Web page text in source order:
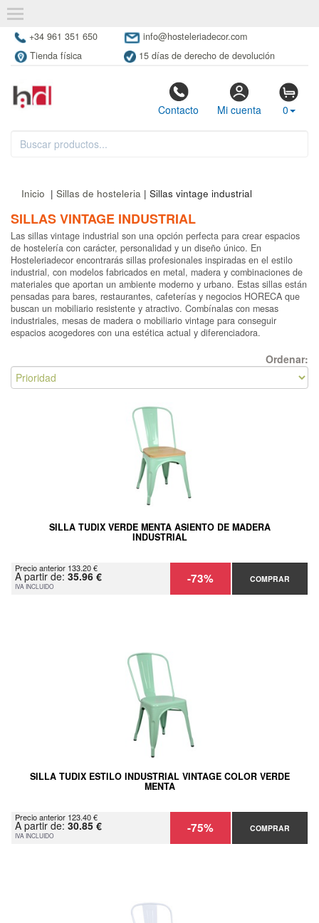
+34 961 351 650
info@hosteleriadecor.com
Tienda física
15 días de derecho de devolución
Contacto Mi cuenta 0
Inicio | Sillas de hosteleria | Sillas vintage industrial
SILLAS VINTAGE INDUSTRIAL
Las sillas vintage industrial son una opción perfecta para crear espacios
de hostelería con carácter, personalidad y un diseño único. En
Hosteleriadecor encontrarás sillas profesionales inspiradas en el estilo
industrial, con modelos fabricados en metal, madera y combinaciones de
materiales que aportan un ambiente moderno y urbano. Estas sillas están
pensadas para bares, restaurantes, cafeterías y negocios HORECA que
buscan un mobiliario resistente y atractivo. Combínalas con mesas
industriales, mesas de madera o mobiliario vintage para conseguir
espacios acogedores con una estética actual y diferenciadora.
Ordenar:
SILLA TUDIX VERDE MENTA ASIENTO DE MADERA
INDUSTRIAL
Precio anterior 133.20 €
A partir de: 35.96 €
IVA INCLUIDO -73% COMPRAR
SILLA TUDIX ESTILO INDUSTRIAL VINTAGE COLOR VERDE
MENTA
Precio anterior 123.40 €
A partir de: 30.85 €
IVA INCLUIDO -75% COMPRAR